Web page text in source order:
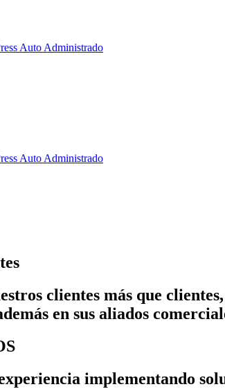
Auto Administrado
Auto Administrado
clientes más que
en sus aliados
implementando